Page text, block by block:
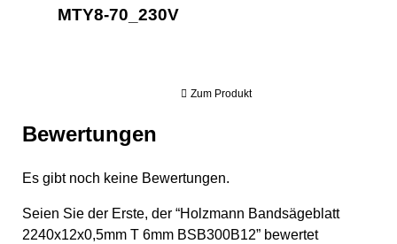
MTY8-70_230V
Zum Produkt
Bewertungen
Es gibt noch keine Bewertungen.
Seien Sie der Erste, der “Holzmann Bandsägeblatt
2240x12x0,5mm T 6mm BSB300B12” bewertet